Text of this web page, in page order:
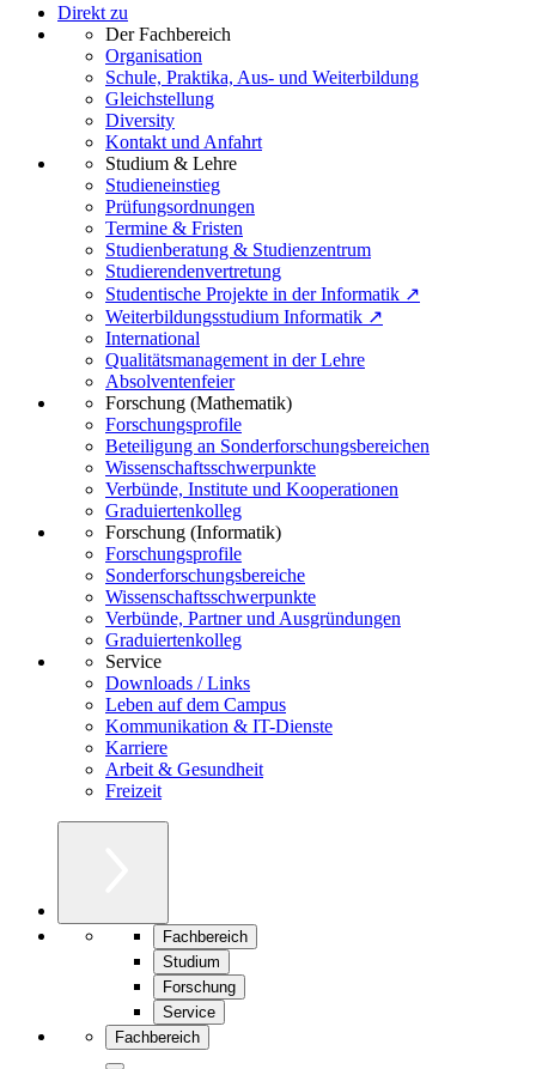
Direkt zu
Der Fachbereich
Organisation
Schule, Praktika, Aus- und Weiterbildung
Gleichstellung
Diversity
Kontakt und Anfahrt
Studium & Lehre
Studieneinstieg
Prüfungsordnungen
Termine & Fristen
Studienberatung & Studienzentrum
Studierendenvertretung
Studentische Projekte in der Informatik ↗
Weiterbildungsstudium Informatik ↗
International
Qualitätsmanagement in der Lehre
Absolventenfeier
Forschung (Mathematik)
Forschungsprofile
Beteiligung an Sonderforschungsbereichen
Wissenschaftsschwerpunkte
Verbünde, Institute und Kooperationen
Graduiertenkolleg
Forschung (Informatik)
Forschungsprofile
Sonderforschungsbereiche
Wissenschaftsschwerpunkte
Verbünde, Partner und Ausgründungen
Graduiertenkolleg
Service
Downloads / Links
Leben auf dem Campus
Kommunikation & IT-Dienste
Karriere
Arbeit & Gesundheit
Freizeit
Fachbereich
Studium
Forschung
Service
Fachbereich